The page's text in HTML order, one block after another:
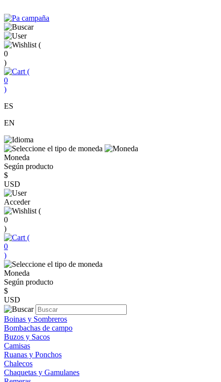
(
0
)
(
0
)
ES
EN
Moneda
Según producto
$
USD
Acceder
(
0
)
(
0
)
Moneda
Según producto
$
USD
Boinas y Sombreros
Bombachas de campo
Buzos y Sacos
Camisas
Ruanas y Ponchos
Chalecos
Chaquetas y Gamulanes